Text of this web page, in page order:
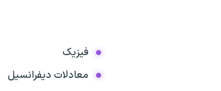
فیزیک
معادلات دیفرانسیل